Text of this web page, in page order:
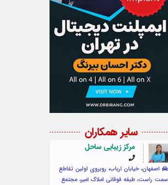
سایر همکاران
مرکز زیبایی ساحل
اصفهان، خیابان ارباب، روبروی اولین تقاطع
سمت راست، طبقه فوقانی املاک امیر، مجتمع